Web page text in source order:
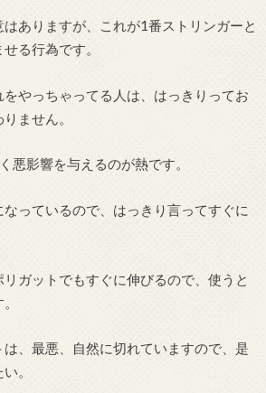
ありますが、これが1番ストリンガーと
る行為です。
やっちゃってる人は、はっきりってお
ません。
悪影響を与えるのが熱です。
っているので、はっきり言ってすぐに
ガットでもすぐに伸びるので、使うと
、最悪、自然に切れていますので、是
。